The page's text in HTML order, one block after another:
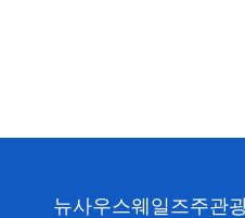
뉴사우스웨일즈주관